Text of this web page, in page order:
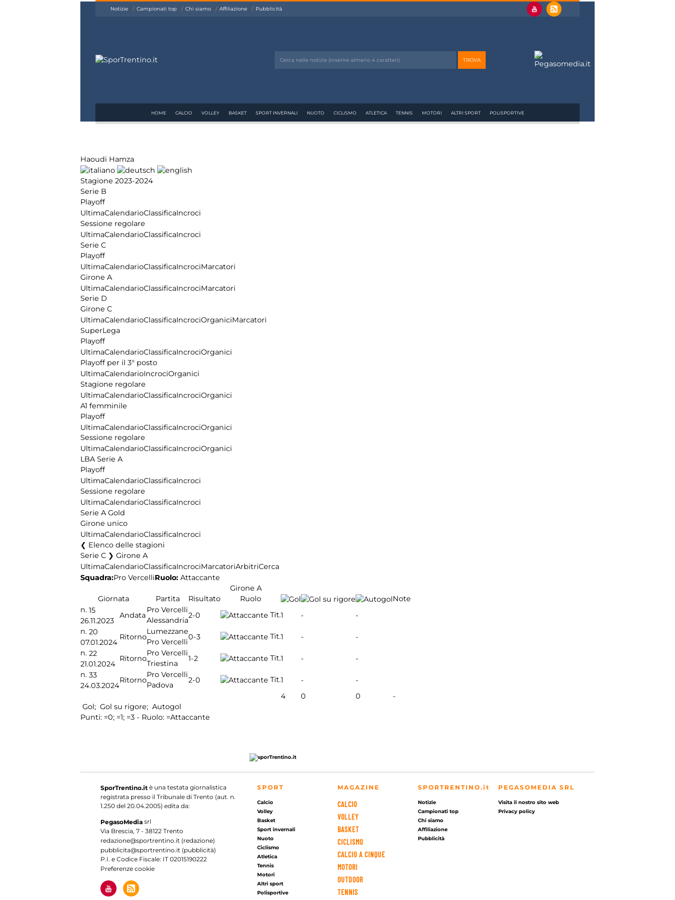
Notizie Campionati top Chi siamo Affiliazione Pubblicità
HOME CALCIO VOLLEY BASKET SPORT INVERNALI NUOTO CICLISMO ATLETICA TENNIS MOTORI ALTRI SPORT POLISPORTIVE
Haoudi Hamza
Stagione 2023-2024
Serie B
Playoff
UltimaCalendarioClassificaIncroci
Sessione regolare
UltimaCalendarioClassificaIncroci
Serie C
Playoff
UltimaCalendarioClassificaIncrociMarcatori
Girone A
UltimaCalendarioClassificaIncrociMarcatori
Serie D
Girone C
UltimaCalendarioClassificaIncrociOrganiciMarcatori
SuperLega
Playoff
UltimaCalendarioClassificaIncrociOrganici
Playoff per il 3° posto
UltimaCalendarioIncrociOrganici
Stagione regolare
UltimaCalendarioClassificaIncrociOrganici
A1 femminile
Playoff
UltimaCalendarioClassificaIncrociOrganici
Sessione regolare
UltimaCalendarioClassificaIncrociOrganici
LBA Serie A
Playoff
UltimaCalendarioClassificaIncroci
Sessione regolare
UltimaCalendarioClassificaIncroci
Serie A Gold
Girone unico
UltimaCalendarioClassificaIncroci
Elenco delle stagioni
Serie C ❯ Girone A
UltimaCalendarioClassificaIncrociMarcatoriArbitriCerca
Squadra:Pro VercelliRuolo: Attaccante
Girone A
Giornata
Partita Risultato Ruolo
Note
n. 15
26.11.2023
Andata
Pro Vercelli
Alessandria
2-0 Tit.1 -
-
n. 20
07.01.2024
Ritorno
Lumezzane
Pro Vercelli
0-3 Tit.1 -
-
n. 22
21.01.2024
Ritorno
Pro Vercelli
Triestina
1-2 Tit.1 -
-
n. 33
24.03.2024
Ritorno
Pro Vercelli
Padova
2-0 Tit.1 -
-
4
0 0
-
Gol; Gol su rigore; Autogol
Punti: =0; =1; =3 - Ruolo: =Attaccante
SporTrentino.it è una testata giornalistica
registrata presso il Tribunale di Trento (aut. n.
1.250 del 20.04.2005) edita da:
PegasoMedia srl
Via Brescia, 7 - 38122 Trento
redazione@sportrentino.it (redazione)
pubblicita@sportrentino.it (pubblicità)
P.I. e Codice Fiscale: IT 02015190222
Preferenze cookie
SPORT
Calcio
Volley
Basket
Sport invernali
Nuoto
Ciclismo
Atletica
Tennis
Motori
Altri sport
Polisportive
MAGAZINE
CALCIO
VOLLEY
BASKET
CICLISMO
CALCIO A CINQUE
MOTORI
OUTDOOR
TENNIS
SPORTRENTINO.it
Notizie
Campionati top
Chi siamo
Affiliazione
Pubblicità
PEGASOMEDIA SRL
Visita il nostro sito web
Privacy policy